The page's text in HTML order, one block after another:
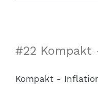
#22 Kompakt
Kompakt -